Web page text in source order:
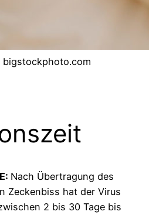
bigstockphoto.com
Nach Übertragung des
Zeckenbiss hat der Virus
2 bis 30 Tage bis